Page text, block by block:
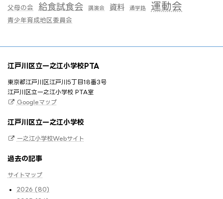
父母の会 給食試食会 講演会 資料 通学路 運動会
青少年育成地区委員会
江戸川区立一之江小学校PTA
東京都江戸川区江戸川5丁目18番3号
江戸川区立一之江小学校 PTA室
Googleマップ
江戸川区立一之江小学校
一之江小学校Webサイト
過去の記事
サイトマップ
2026 (80)